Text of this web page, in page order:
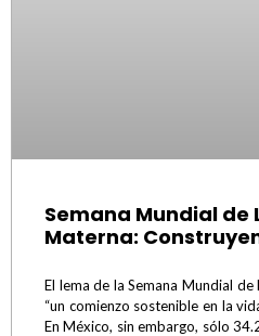
Semana Mundial de
Materna:
El lema de la Semana Mundial
“un comienzo sostenible en la
En México, sin embargo, sólo